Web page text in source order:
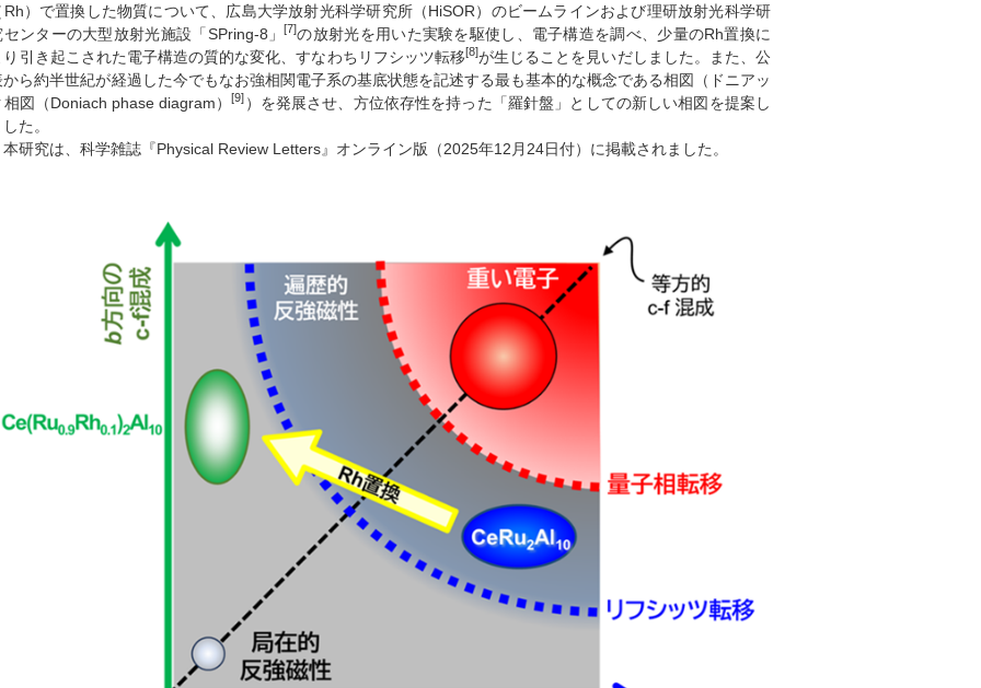
Rh）で置換した物質について、広島大学放射光科学研究所（HiSOR）のビームラインおよび理研放射光科学研
センターの大型放射光施設「SPring-8」[7]の放射光を用いた実験を駆使し、電子構造を調べ、少量のRh置換に
り引き起こされた電子構造の質的な変化、すなわちリフシッツ転移[8]が生じることを見いだしました。また、公
から約半世紀が経過した今でもなお強相関電子系の基底状態を記述する最も基本的な概念である相図（ドニアッ
相図（Doniach phase diagram）[9] ）を発展させ、方位依存性を持った「羅針盤」としての新しい相図を提案し
た。
研究は、科学雑誌『Physical Review Letters』オンライン版（2025年12月24日付）に掲載されました。